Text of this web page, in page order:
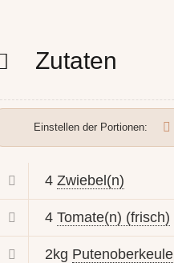
Zutaten
Einstellen der Portionen:
4 Zwiebel(n)
4 Tomate(n) (frisch)
2kg Putenoberkeule